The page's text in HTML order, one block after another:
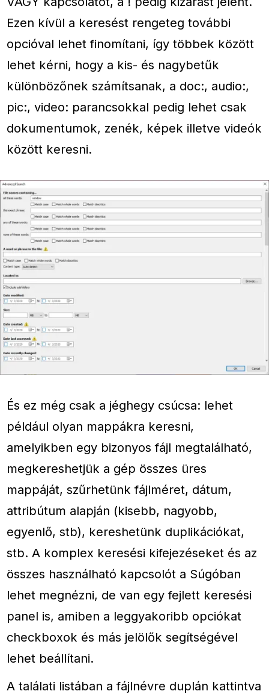
Ezen kívül a keresést rengeteg további
opcióval lehet finomítani, így többek között
lehet kérni, hogy a kis- és nagybetűk
különbözőnek számítsanak, a doc:, audio:,
pic:, video: parancsokkal pedig lehet csak
dokumentumok, zenék, képek illetve videók
között keresni.
És ez még csak a jéghegy csúcsa: lehet
például olyan mappákra keresni,
amelyikben egy bizonyos fájl megtalálható,
megkereshetjük a gép összes üres
mappáját, szűrhetünk fájlméret, dátum,
attribútum alapján (kisebb, nagyobb,
egyenlő, stb), kereshetünk duplikációkat,
stb. A komplex keresési kifejezéseket és az
összes használható kapcsolót a Súgóban
lehet megnézni, de van egy fejlett keresési
panel is, amiben a leggyakoribb opciókat
checkboxok és más jelölők segítségével
lehet beállítani.
A találati listában a fájlnévre duplán kattintva